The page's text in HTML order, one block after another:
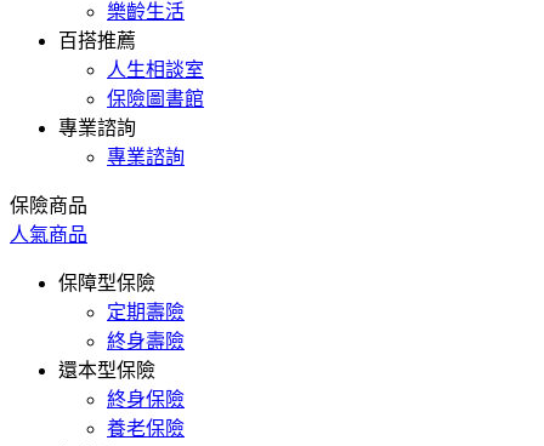
樂齡生活
百搭推薦
人生相談室
保險圖書館
專業諮詢
專業諮詢
保險商品
人氣商品
保障型保險
定期壽險
終身壽險
還本型保險
終身保險
養老保險